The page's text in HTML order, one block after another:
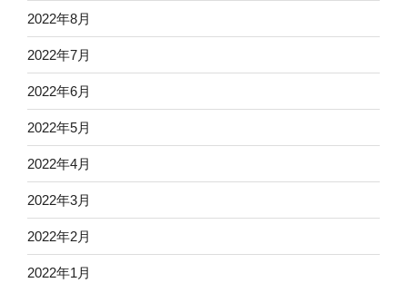
2022年8月
2022年7月
2022年6月
2022年5月
2022年4月
2022年3月
2022年2月
2022年1月